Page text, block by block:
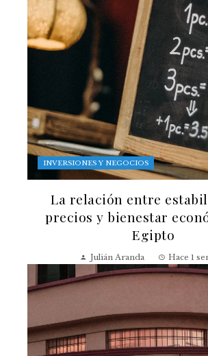
INVERSIONES Y NEGOCIOS
La relación entre
precios y bienestar
Egipto
Julián Aranda Hace 1